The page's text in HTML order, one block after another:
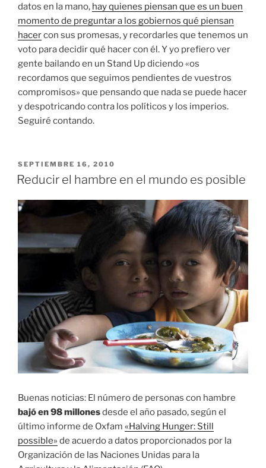
datos en la mano, hay quienes piensan que es un buen
momento de preguntar a los gobiernos qué piensan
hacercon sus promesas, y recordarles que tenemos un
voto para decidir qué hacer con él. Y yo prefiero ver
gente bailando en un Stand Up diciendo «os
recordamos que seguimos pendientes de vuestros
compromisos» que pensando que nada se puede hacer
y despotricando contra los políticos y los imperios.
Seguiré contando.
PUBLICADO
EL
SEPTIEMBRE 16, 2010
Reducir el hambre en el mundo es posible
Buenas noticias: El número de personas con hambre
bajó en 98 millonesdesde el año pasado, según el
último informe de Oxfam «Halving Hunger: Still
possible» de acuerdo a datos proporcionados por la
Organización de las Naciones Unidas para la